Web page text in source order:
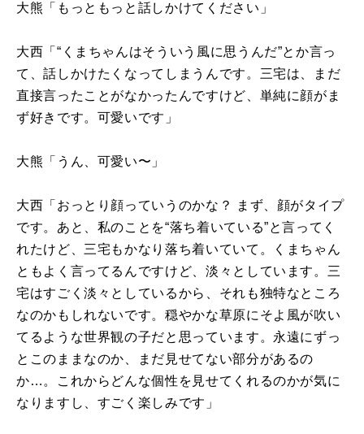
大熊「もっともっと話しかけてください」
大西「“くまちゃんはそういう風に思うんだ”とか言っ
て、話しかけたくなってしまうんです。三宅は、まだ
直接言ったことがなかったんですけど、単純に顔がま
ず好きです。可愛いです」
大熊「うん、可愛い〜」
大西「おっとり顔っていうのかな？ まず、顔がタイプ
です。あと、私のことを“落ち着いている”と言ってく
れたけど、三宅もかなり落ち着いていて。くまちゃん
ともよく言ってるんですけど、淡々としています。三
宅はすごく淡々としているから、それも独特なところ
なのかもしれないです。穏やかな草原にそよ風が吹い
てるような世界観の子だと思っています。永遠にずっ
とこのままなのか、まだ見せてない部分があるの
か…。これからどんな個性を見せてくれるのかが気に
なりますし、すごく楽しみです」